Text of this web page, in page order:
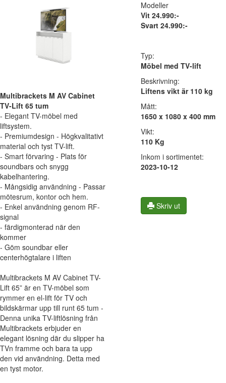
Multibrackets M AV Cabinet
TV-Lift 65 tum
- Elegant TV-möbel med
liftsystem.
- Premiumdesign - Högkvalitativt
material och tyst TV-lift.
- Smart förvaring - Plats för
soundbars och snygg
kabelhantering.
- Mångsidig användning - Passar
mötesrum, kontor och hem.
- Enkel användning genom RF-
signal
- färdigmonterad när den
kommer
- Göm soundbar eller
centerhögtalare i liften
Multibrackets M AV Cabinet TV-
Lift 65” är en TV-möbel som
rymmer en el-lift för TV och
bildskärmar upp till runt 65 tum -
Denna unika TV-liftlösning från
Multibrackets erbjuder en
elegant lösning där du slipper ha
TVn framme och bara ta upp
den vid användning. Detta med
en tyst motor.
Modeller
Vit 24.990:-
Svart 24.990:-
Typ:
Möbel med TV-lift
Beskrivning:
Liftens vikt är 110 kg
Mått:
1650 x 1080 x 400 mm
Vikt:
110 Kg
Inkom i sortimentet:
2023-10-12
Skriv ut